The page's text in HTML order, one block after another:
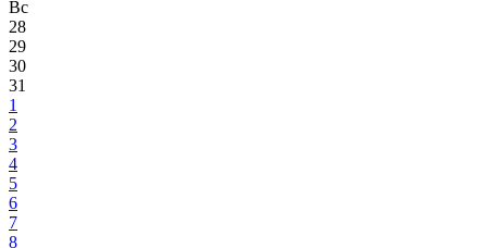
Вс
28
29
30
31
1
2
3
4
5
6
7
8